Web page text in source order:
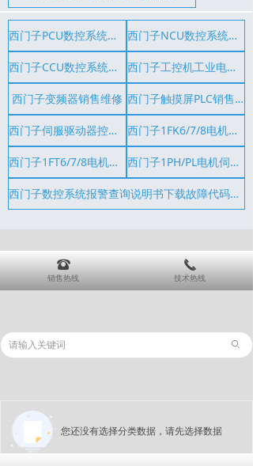
西门子变频器销售维修 西门子触摸屏PLC销售维修
西门子CCU数控系统销售维修 西门子工控机工业电脑电源销售维修
西门子NCU数控系统销售维修
西门子数控系统报警查询说明书下载故障代码查询
西门子PCU数控系统销售维修
西门子伺服驱动器控制器销售维修 西门子1FK6/7/8电机伺服电机销售维修
西门子1FT6/7/8电机伺服电机销售维修 西门子1PH/PL电机伺服电机销售维修
您还没有选择分类数据，请先选择数据
뀰
销售热线
끅
技术热线
ꄙ